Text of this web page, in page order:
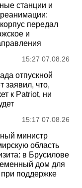
станции и
передал
и
15:27 07.08.26
отпускной
заявил, что,
к Patriot, ни
15:17 07.08.26
министр
область
в Брусилове
дом для
поддержке